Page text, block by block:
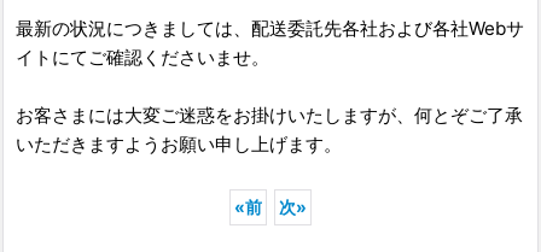
最新の状況につきましては、配送委託先各社および各社Webサ
イトにてご確認くださいませ。
お客さまには大変ご迷惑をお掛けいたしますが、何とぞご了承
いただきますようお願い申し上げます。
«前 次»